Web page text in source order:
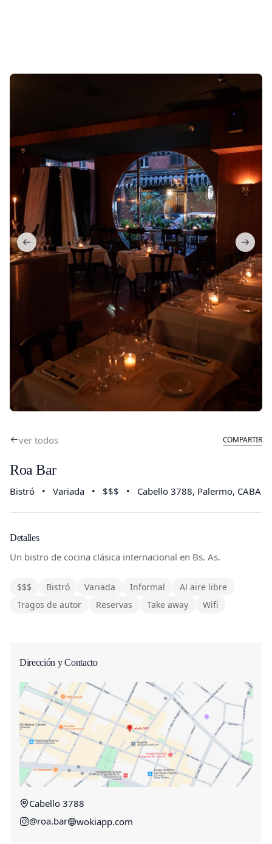
ver todos COMPARTIR
Roa Bar
Bistró • Variada • $$$ • Cabello 3788, Palermo, CABA
Detalles
Un bistro de cocina clásica internacional en Bs. As.
$$$ Bistró Variada Informal
Al aire libre
Tragos de autor
Reservas Take away Wifi
Dirección y Contacto
Cabello 3788
@roa.bar
wokiapp.com